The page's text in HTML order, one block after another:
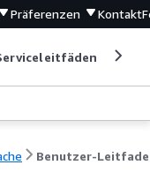
Präferenzen Kontakt
Benutzer-